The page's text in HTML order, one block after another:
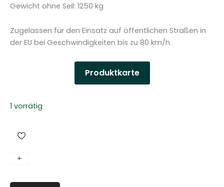
Gewicht ohne Seil: 1250 kg
Zugelassen für den Einsatz auf öffentlichen Straßen in
der EU bei Geschwindigkeiten bis zu 80 km/h.
Produktkarte
1 vorrätig
-
b
+